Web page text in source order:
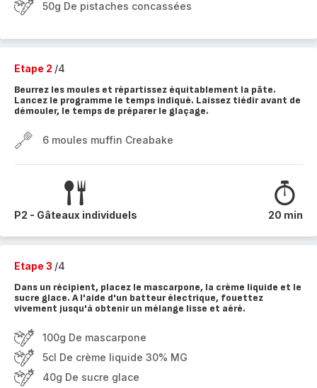
50g De pistaches concassées
Etape 2 /4
Beurrez les moules et répartissez équitablement la pâte.
Lancez le programme le temps indiqué. Laissez tiédir avant de
démouler, le temps de préparer le glaçage.
6 moules muffin Creabake
P2 - Gâteaux individuels 20 min
Etape 3 /4
Dans un récipient, placez le mascarpone, la crème liquide et le
sucre glace. A l'aide d'un batteur électrique, fouettez
vivement jusqu'à obtenir un mélange lisse et aéré.
100g De mascarpone
5cl De crème liquide 30% MG
40g De sucre glace